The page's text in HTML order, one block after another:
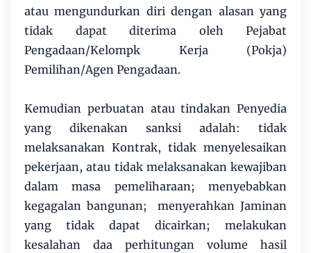
atau mengundurkan diri dengan alasan yang
tidak dapat diterima oleh Pejabat
Pengadaan/Kelompk Kerja (Pokja)
Pemilihan/Agen Pengadaan.
Kemudian perbuatan atau tindakan Penyedia
yang dikenakan sanksi adalah: tidak
melaksanakan Kontrak, tidak menyelesaikan
pekerjaan, atau tidak melaksanakan kewajiban
dalam masa pemeliharaan; menyebabkan
kegagalan bangunan; menyerahkan Jaminan
yang tidak dapat dicairkan; melakukan
kesalahan daa perhitungan volume hasil